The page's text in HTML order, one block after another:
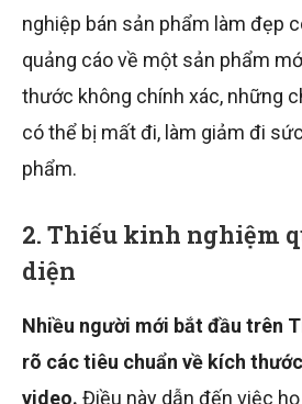
nghiệp bán sản phẩm làm đẹp
quảng cáo về một sản phẩm
thước không chính xác, những
có thể bị mất đi, làm giảm đi
phẩm.
2. Thiếu kinh nghiệm
diện
Nhiều người mới bắt đầu trên
rõ các tiêu chuẩn về kích
video. Điều này dẫn đến việc